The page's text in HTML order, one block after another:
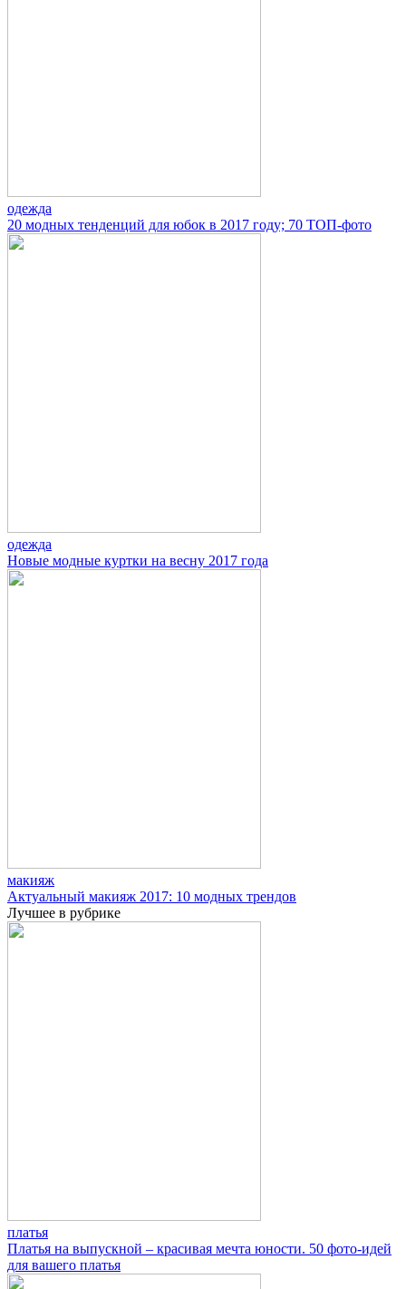
одежда
20 модных тенденций для юбок в 2017 году; 70 ТОП-фото
одежда
Новые модные куртки на весну 2017 года
макияж
Актуальный макияж 2017: 10 модных трендов
Лучшее в рубрике
платья
Платья на выпускной – красивая мечта юности. 50 фото-идей
для вашего платья